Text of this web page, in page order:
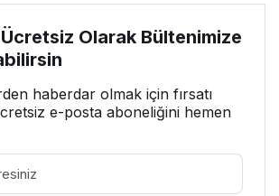
Olarak Bültenimize
haberdar olmak için fırsatı
e-posta aboneliğini hemen